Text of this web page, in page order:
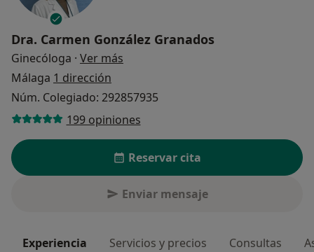
Dra. Carmen González Granados
Ginecóloga · Ver más
Málaga 1 dirección
Núm. Colegiado: 292857935
199 opiniones
Reservar cita
Enviar mensaje
Experiencia Servicios y precios Consultas